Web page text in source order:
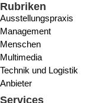
Rubriken
Ausstellungspraxis
Management
Menschen
Multimedia
Technik und Logistik
Anbieter
Services